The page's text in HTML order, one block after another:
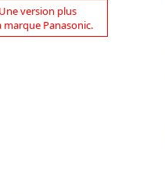
version plus
Panasonic.